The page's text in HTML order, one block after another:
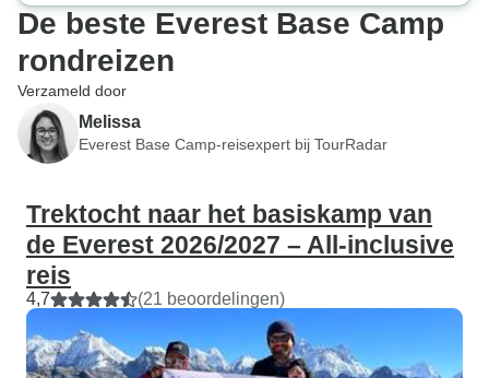
De beste Everest Base Camp
rondreizen
Verzameld door
Melissa
Everest Base Camp-reisexpert bij TourRadar
Trektocht naar het basiskamp van
de Everest 2026/2027 – All-inclusive
reis
4,7 (21 beoordelingen)